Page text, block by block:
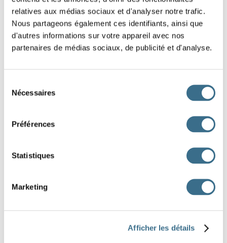
relatives aux médias sociaux et d'analyser notre trafic.
Nous partageons également ces identifiants, ainsi que
d'autres informations sur votre appareil avec nos
partenaires de médias sociaux, de publicité et d'analyse.
Nécessaires
Préférences
Statistiques
Marketing
Afficher les détails